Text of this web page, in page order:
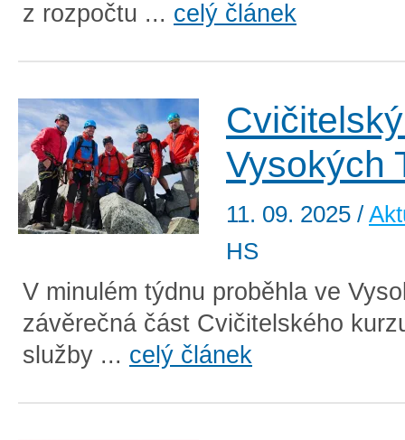
z rozpočtu ... celý článek
Vysokých
11. 09. 2025 /
HS
V minulém týdnu proběhla ve
závěrečná část Cvičitelského
služby ... celý článek